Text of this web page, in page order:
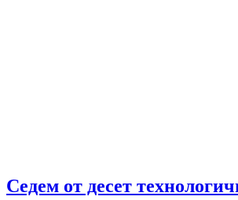
Седем от десет